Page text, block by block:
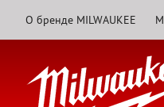
О бренде MILWAUKEE